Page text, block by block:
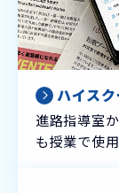
ハイス
進路指導室
も授業で使